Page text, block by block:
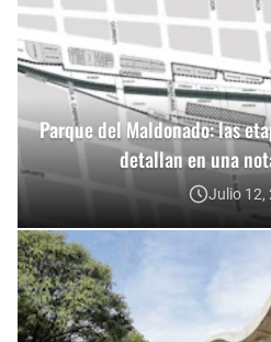
Parque del Maldonado: las
detallan en una
Julio 12,